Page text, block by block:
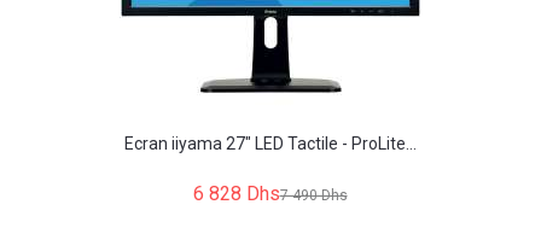
Ecran iiyama 27" LED Tactile - ProLite...
6 828 Dhs7 490 Dhs